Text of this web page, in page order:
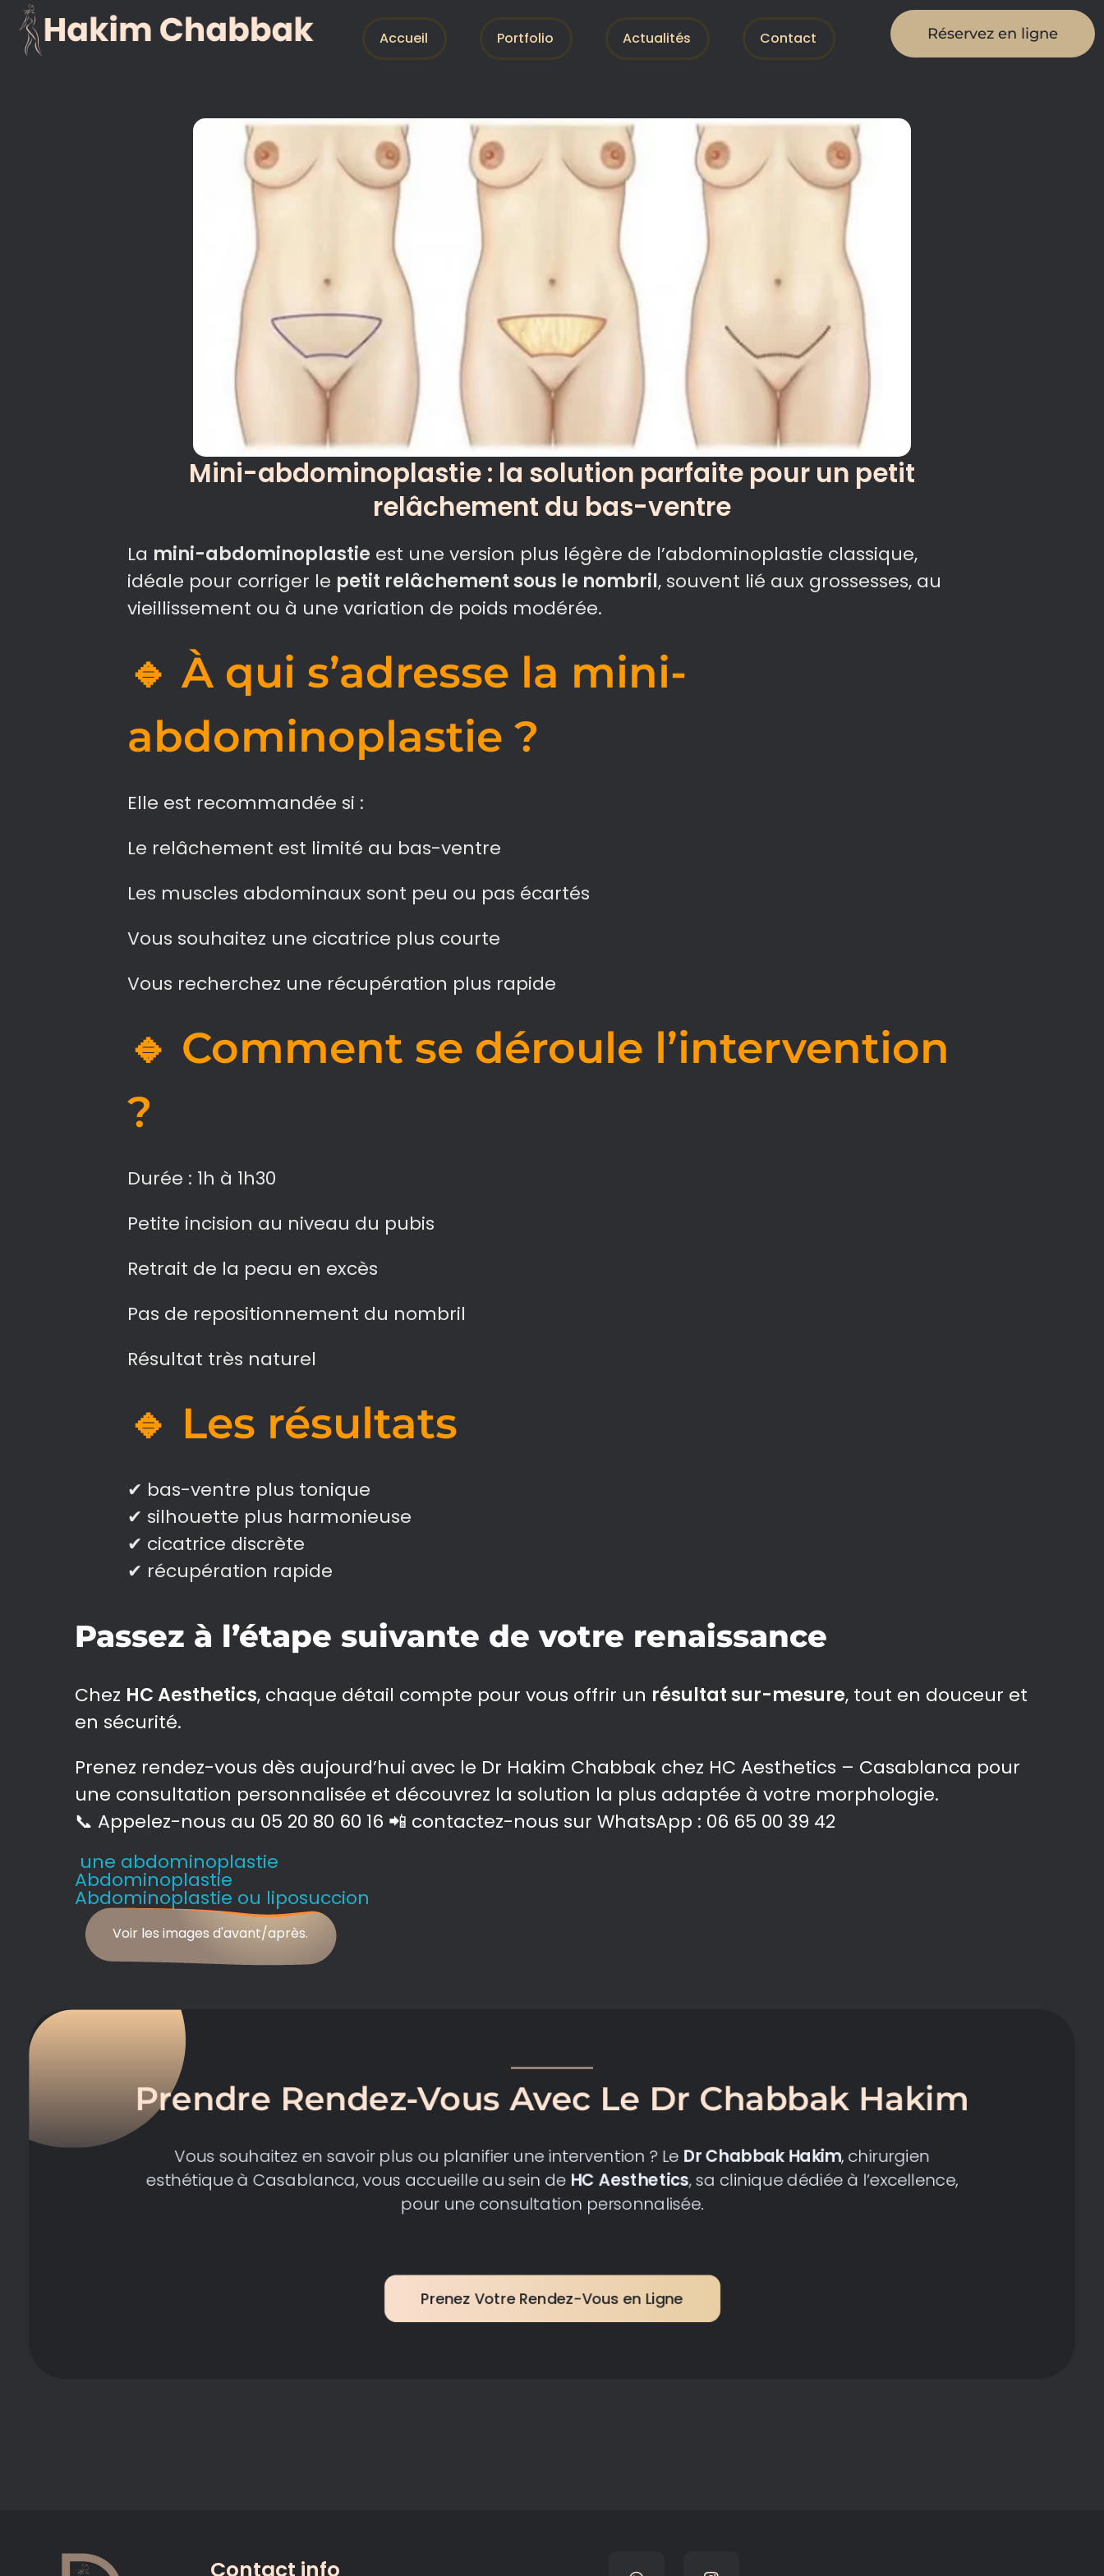
Accueil Portfolio Actualités Contact Réservez en ligne
Mini-abdominoplastie : la solution parfaite pour un petit
relâchement du bas-ventre​
La mini-abdominoplastie est une version plus légère de l’abdominoplastie classique,
idéale pour corriger le petit relâchement sous le nombril, souvent lié aux grossesses, au
vieillissement ou à une variation de poids modérée.
🔹 À qui s’adresse la mini-
abdominoplastie ?
Elle est recommandée si :
Le relâchement est limité au bas-ventre
Les muscles abdominaux sont peu ou pas écartés
Vous souhaitez une cicatrice plus courte
Vous recherchez une récupération plus rapide
🔹 Comment se déroule l’intervention
?
Durée : 1h à 1h30
Petite incision au niveau du pubis
Retrait de la peau en excès
Pas de repositionnement du nombril
Résultat très naturel
🔹 Les résultats
✔ bas-ventre plus tonique
✔ silhouette plus harmonieuse
✔ cicatrice discrète
✔ récupération rapide
Passez à l’étape suivante de votre renaissance
Chez HC Aesthetics, chaque détail compte pour vous offrir un résultat sur-mesure, tout en douceur et
en sécurité.
Prenez rendez-vous dès aujourd’hui avec le Dr Hakim Chabbak chez HC Aesthetics – Casablanca pour
une consultation personnalisée et découvrez la solution la plus adaptée à votre morphologie.
📞 Appelez-nous au 05 20 80 60 16 📲 contactez-nous sur WhatsApp : 06 65 00 39 42
une abdominoplastie
Abdominoplastie
Abdominoplastie ou liposuccion
Voir les images d'avant/après.
Prendre Rendez-Vous Avec Le Dr Chabbak Hakim
Vous souhaitez en savoir plus ou planifier une intervention ? Le Dr Chabbak Hakim, chirurgien
esthétique à Casablanca, vous accueille au sein de HC Aesthetics, sa clinique dédiée à l’excellence,
pour une consultation personnalisée.
Prenez Votre Rendez-Vous en Ligne​
Contact info